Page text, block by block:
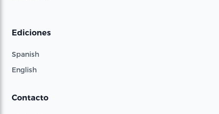
Ediciones
Spanish
English
Contacto